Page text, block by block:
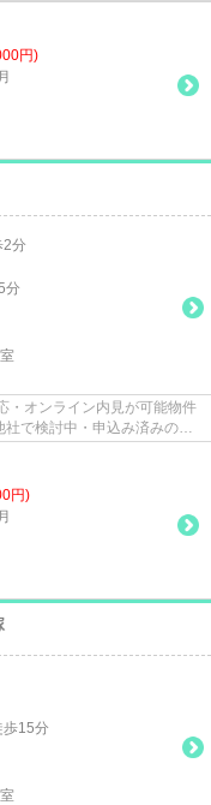
円)
2分
分
オンライン内見が可能物件
で検討中・申込み済みのお
円)
歩15分